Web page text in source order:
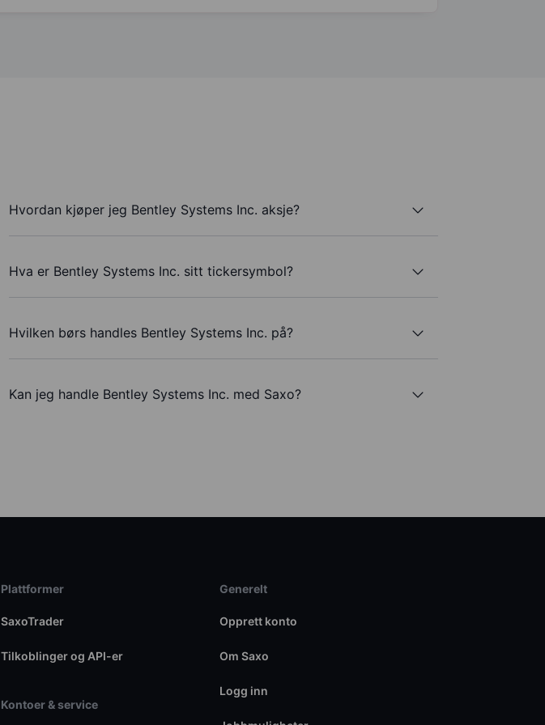
Hvordan kjøper jeg Bentley Systems Inc. aksje?
Hva er Bentley Systems Inc. sitt tickersymbol?
Hvilken børs handles Bentley Systems Inc. på?
Kan jeg handle Bentley Systems Inc. med Saxo?
Plattformer
SaxoTrader
Tilkoblinger og API-er
Kontoer & service
Generelt
Opprett konto
Om Saxo
Logg inn